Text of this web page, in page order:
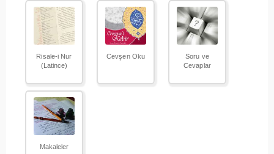
Risale-i Nur
(Latince)
Cevşen Oku
Soru ve
Cevaplar
Makaleler